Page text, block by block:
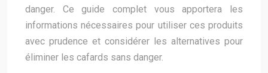
danger. Ce guide complet vous apportera les
informations nécessaires pour utiliser ces produits
avec prudence et considérer les alternatives pour
éliminer les cafards sans danger.